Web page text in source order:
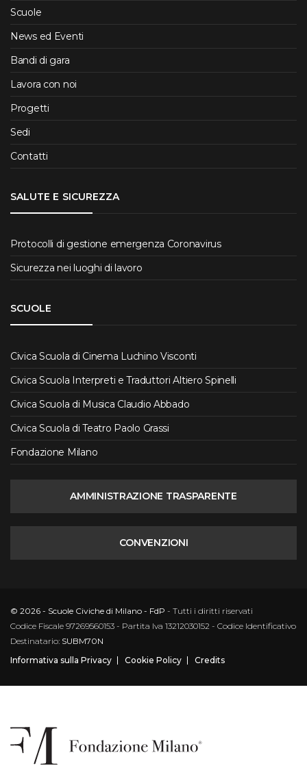
Scuole
News ed Eventi
Bandi di gara
Lavora con noi
Progetti
Sedi
Contatti
SALUTE E SICUREZZA
Protocolli di gestione emergenza Coronavirus
Sicurezza nei luoghi di lavoro
SCUOLE
Civica Scuola di Cinema Luchino Visconti
Civica Scuola Interpreti e Traduttori Altiero Spinelli
Civica Scuola di Musica Claudio Abbado
Civica Scuola di Teatro Paolo Grassi
Fondazione Milano
AMMINISTRAZIONE TRASPARENTE
CONVENZIONI
© 2026 - Scuole Civiche di Milano - FdP - Tutti i diritti riservati
Codice Fiscale 97269560153 - Partita Iva 13212030152 - Codice Identificativo
Destinatario: SUBM70N
Informativa sulla Privacy
Cookie Policy Credits